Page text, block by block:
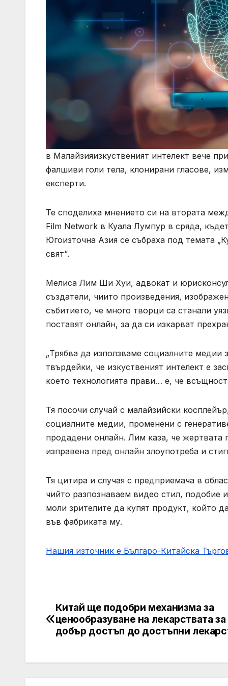
в Малайзияизкуственият интелект вече
фалшиви голи тела, клонирани гласове,
експерти.
Те споделиха мнението си на втората
Film Network в Куала Лумпур в сряда,
Югоизточна Азия се събраха под темата
свят“.
Мелиса Лим Ши Хуи, адвокат и
създатели, чиито произведения,
събитието, че много творци са станали
поставят онлайн, за да си изкарват
„Трябва да използваме социалните медии
твърдейки, че изкуственият интелект е
което технологията прави… е, че
Тя посочи случай с малайзийски
социалните медии, променени с
продадени онлайн. Лим каза, че жертвата
изправена пред онлайн злоупотреба и
Тя цитира и случая с предприемача в
чийто разпознаваем видео стил, подобие
моли зрителите да купят продукт, който
във фабриката му.
Нашия източник е Българо-Китайска
Post
navigation
Китай ще подобри механизма за
ценообразуване на лекарствата
добър достъп до достъпни